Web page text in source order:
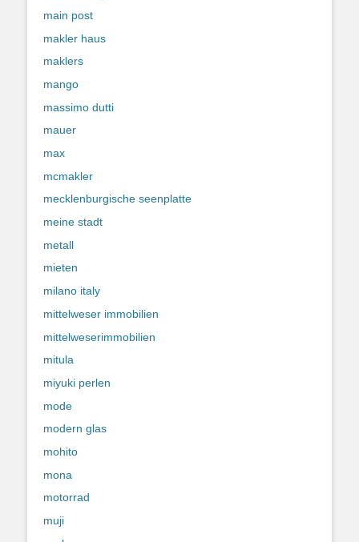
main post
makler haus
maklers
mango
massimo dutti
mauer
max
mcmakler
mecklenburgische seenplatte
meine stadt
metall
mieten
milano italy
mittelweser immobilien
mittelweserimmobilien
mitula
miyuki perlen
mode
modern glas
mohito
mona
motorrad
muji